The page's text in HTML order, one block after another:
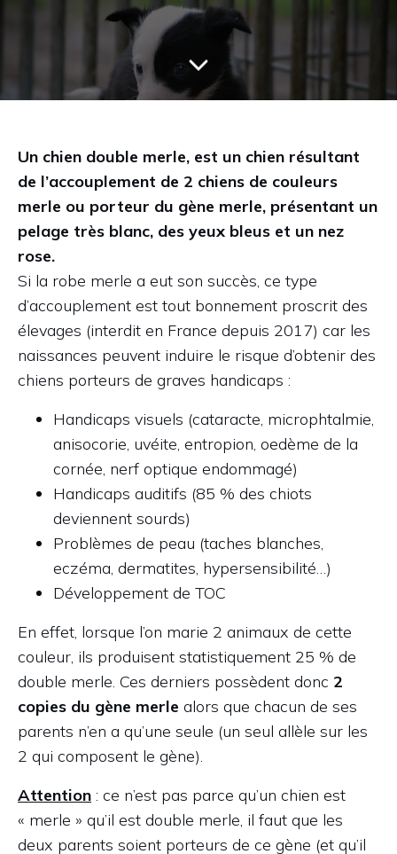
Un chien double merle, est un chien résultant
de l’accouplement de 2 chiens de couleurs
merle ou porteur du gène merle, présentant un
pelage très blanc, des yeux bleus et un nez
rose.
Si la robe merle a eut son succès, ce type
d’accouplement est tout bonnement proscrit des
élevages (interdit en France depuis 2017) car les
naissances peuvent induire le risque d’obtenir des
chiens porteurs de graves handicaps :
Handicaps visuels (cataracte, microphtalmie,
anisocorie, uvéite, entropion, oedème de la
cornée, nerf optique endommagé)
Handicaps auditifs (85 % des chiots
deviennent sourds)
Problèmes de peau (taches blanches,
eczéma, dermatites, hypersensibilité…)
Développement de TOC
En effet, lorsque l’on marie 2 animaux de cette
couleur, ils produisent statistiquement 25 % de
double merle. Ces derniers possèdent donc 2
copies du gène merle alors que chacun de ses
parents n’en a qu’une seule (un seul allèle sur les
2 qui composent le gène).
Attention : ce n’est pas parce qu’un chien est
« merle » qu’il est double merle, il faut que les
deux parents soient porteurs de ce gène (et qu’il